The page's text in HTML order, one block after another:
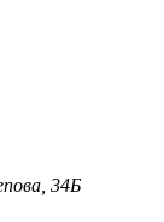
34Б